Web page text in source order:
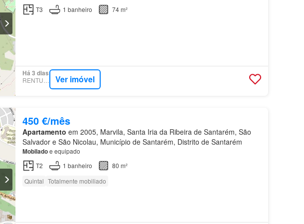
T3
1 banheiro 74 m²
Há 3 dias
RENTUMO Ver imóvel
450 €/mês
Apartamento em 2005, Marvila, Santa Iria da Ribeira de Santarém, São
Salvador e São Nicolau, Município de Santarém, Distrito de Santarém
Mobiladoe equipado
T2
1 banheiro
80 m²
Quintal Totalmente mobiliado